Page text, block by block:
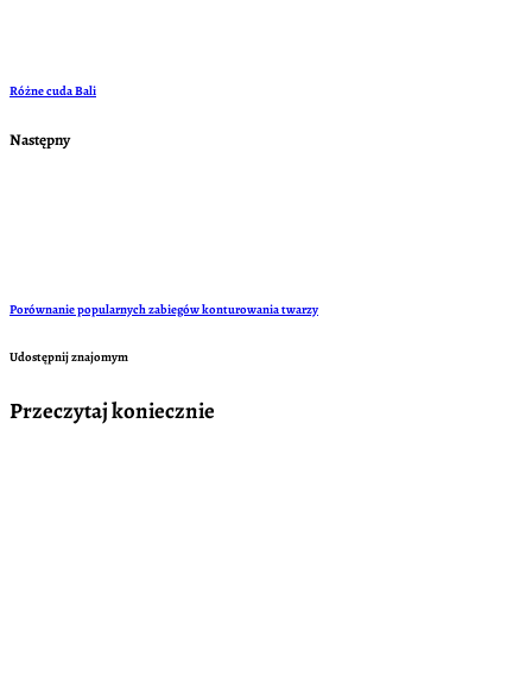
Różne cuda Bali
Następny
Porównanie popularnych zabiegów konturowania twarzy
Udostępnij znajomym
Przeczytaj koniecznie